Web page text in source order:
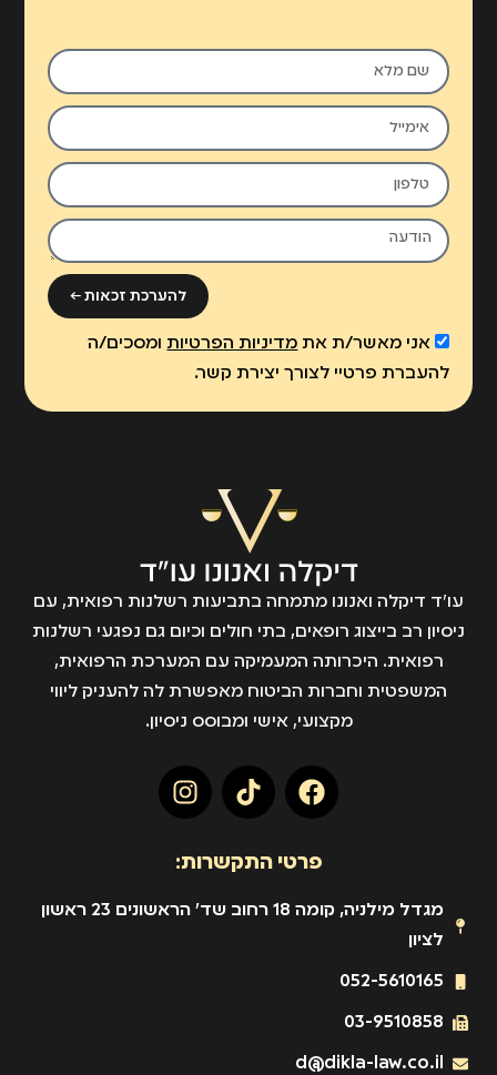
אני מאשר/ת את מדיניות הפרטיותומסכים/ה
להעברת פרטיי לצורך יצירת קשר.
להערכת זכאות ←
עו״ד דיקלה ואנונו מתמחה בתביעות רשלנות רפואית, עם
ניסיון רב בייצוג רופאים, בתי חולים וכיום גם נפגעי רשלנות
רפואית. היכרותה המעמיקה עם המערכת הרפואית,
המשפטית וחברות הביטוח מאפשרת לה להעניק ליווי
מקצועי, אישי ומבוסס ניסיון.
פרטי התקשרות:
מגדל מילניה, קומה 18 רחוב שד' הראשונים 23 ראשון
לציון
052-5610165
03-9510858
d@dikla-law.co.il